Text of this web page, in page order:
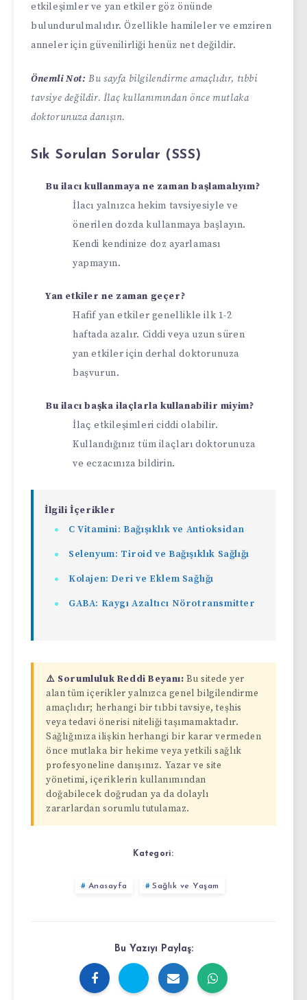
etkileşimler ve yan etkiler göz önünde
bulundurulmalıdır. Özellikle hamileler ve emziren
anneler için güvenilirliği henüz net değildir.
Önemli Not: Bu sayfa bilgilendirme amaçlıdır, tıbbi
tavsiye değildir. İlaç kullanımından önce mutlaka
doktorunuza danışın.
Sık Sorulan Sorular (SSS)
Bu ilacı kullanmaya ne zaman başlamalıyım?
İlacı yalnızca hekim tavsiyesiyle ve
önerilen dozda kullanmaya başlayın.
Kendi kendinize doz ayarlaması
yapmayın.
Yan etkiler ne zaman geçer?
Hafif yan etkiler genellikle ilk 1-2
haftada azalır. Ciddi veya uzun süren
yan etkiler için derhal doktorunuza
başvurun.
Bu ilacı başka ilaçlarla kullanabilir miyim?
İlaç etkileşimleri ciddi olabilir.
Kullandığınız tüm ilaçları doktorunuza
ve eczacınıza bildirin.
İlgili İçerikler
C Vitamini: Bağışıklık ve Antioksidan
Selenyum: Tiroid ve Bağışıklık Sağlığı
Kolajen: Deri ve Eklem Sağlığı
GABA: Kaygı Azaltıcı Nörotransmitter
⚠️ Sorumluluk Reddi Beyanı: Bu sitede yer
alan tüm içerikler yalnızca genel bilgilendirme
amaçlıdır; herhangi bir tıbbi tavsiye, teşhis
veya tedavi önerisi niteliği taşımamaktadır.
Sağlığınıza ilişkin herhangi bir karar vermeden
önce mutlaka bir hekime veya yetkili sağlık
profesyoneline danışınız. Yazar ve site
yönetimi, içeriklerin kullanımından
doğabilecek doğrudan ya da dolaylı
zararlardan sorumlu tutulamaz.
Kategori:
Anasayfa Sağlık ve Yaşam
Bu Yazıyı Paylaş: